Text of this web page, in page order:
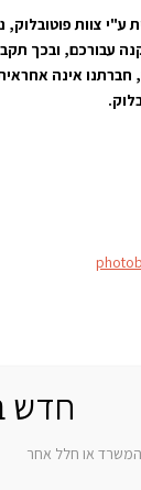
צוות פוטובלוק,
עבורכם, ובכך
חברתנו אינה
חדש
המשרד או חלל אחר